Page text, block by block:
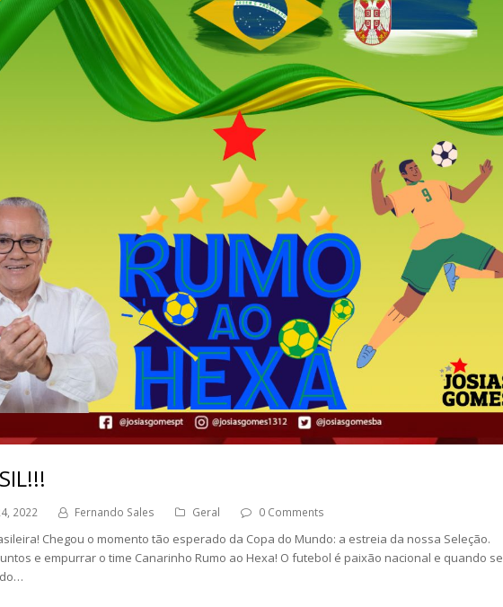
2022 Fernando Sales Geral 0 Comments
Chegou o momento tão esperado da Copa do Mundo: a estreia da nossa Seleção.
e empurrar o time Canarinho Rumo ao Hexa! O futebol é paixão nacional e quando se